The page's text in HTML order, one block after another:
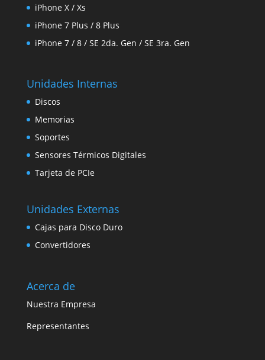
iPhone X / Xs
iPhone 7 Plus / 8 Plus
iPhone 7 / 8 / SE 2da. Gen / SE 3ra. Gen
Unidades Internas
Discos
Memorias
Soportes
Sensores Térmicos Digitales
Tarjeta de PCIe
Unidades Externas
Cajas para Disco Duro
Convertidores
Acerca de
Nuestra Empresa
Representantes